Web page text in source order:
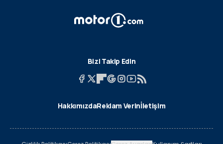
Bizi Takip Edin
HakkımızdaReklam Verinİletişim